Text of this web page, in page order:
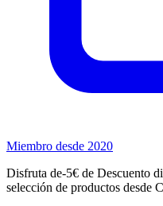
Miembro desde 2020
Disfruta de-5€ de Descuento
selección de productos desde